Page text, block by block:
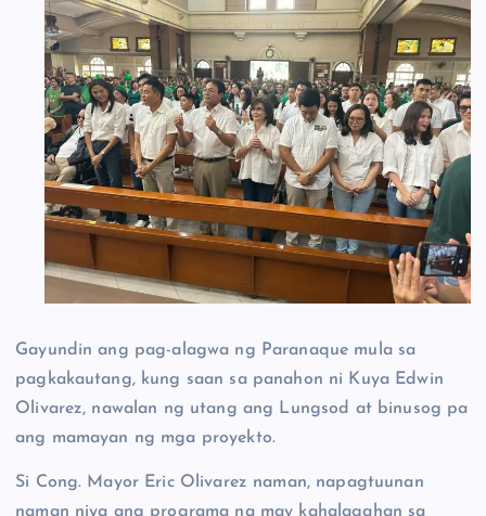
Gayundin ang pag-alagwa ng Paranaque mula sa
pagkakautang, kung saan sa panahon ni Kuya Edwin
Olivarez, nawalan ng utang ang Lungsod at binusog pa
ang mamayan ng mga proyekto.
Si Cong. Mayor Eric Olivarez naman, napagtuunan
naman niya ang programa na may kahalagahan sa